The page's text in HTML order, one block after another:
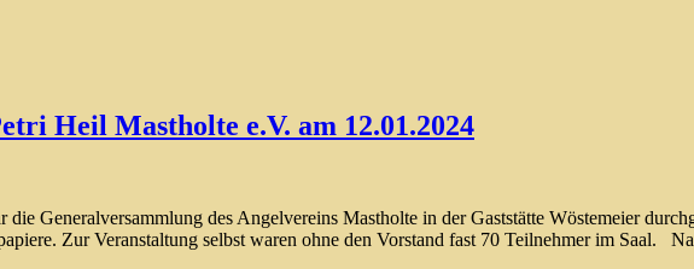
Heil Mastholte e.V. am 12.01.2024
Generalversammlung des Angelvereins Mastholte in der Gaststätte Wöstemeier
Zur Veranstaltung selbst waren ohne den Vorstand fast 70 Teilnehmer im Saal.